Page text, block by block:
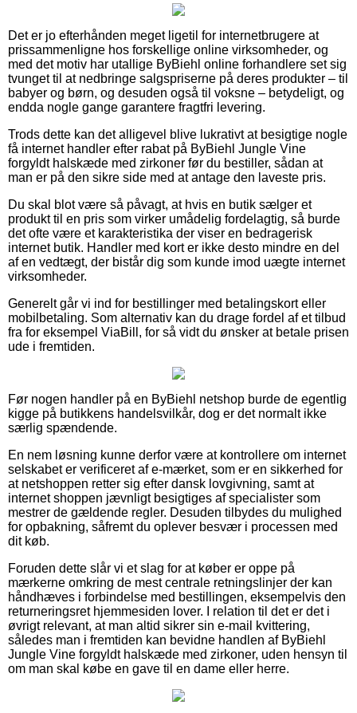
Det er jo efterhånden meget ligetil for internetbrugere at
prissammenligne hos forskellige online virksomheder, og
med det motiv har utallige ByBiehl online forhandlere set sig
tvunget til at nedbringe salgspriserne på deres produkter – til
babyer og børn, og desuden også til voksne – betydeligt, og
endda nogle gange garantere fragtfri levering.
Trods dette kan det alligevel blive lukrativt at besigtige nogle
få internet handler efter rabat på ByBiehl Jungle Vine
forgyldt halskæde med zirkoner før du bestiller, sådan at
man er på den sikre side med at antage den laveste pris.
Du skal blot være så påvagt, at hvis en butik sælger et
produkt til en pris som virker umådelig fordelagtig, så burde
det ofte være et karakteristika der viser en bedragerisk
internet butik. Handler med kort er ikke desto mindre en del
af en vedtægt, der bistår dig som kunde imod uægte internet
virksomheder.
Generelt går vi ind for bestillinger med betalingskort eller
mobilbetaling. Som alternativ kan du drage fordel af et tilbud
fra for eksempel ViaBill, for så vidt du ønsker at betale prisen
ude i fremtiden.
Før nogen handler på en ByBiehl netshop burde de egentlig
kigge på butikkens handelsvilkår, dog er det normalt ikke
særlig spændende.
En nem løsning kunne derfor være at kontrollere om internet
selskabet er verificeret af e-mærket, som er en sikkerhed for
at netshoppen retter sig efter dansk lovgivning, samt at
internet shoppen jævnligt besigtiges af specialister som
mestrer de gældende regler. Desuden tilbydes du mulighed
for opbakning, såfremt du oplever besvær i processen med
dit køb.
Foruden dette slår vi et slag for at køber er oppe på
mærkerne omkring de mest centrale retningslinjer der kan
håndhæves i forbindelse med bestillingen, eksempelvis den
returneringsret hjemmesiden lover. I relation til det er det i
øvrigt relevant, at man altid sikrer sin e-mail kvittering,
således man i fremtiden kan bevidne handlen af ByBiehl
Jungle Vine forgyldt halskæde med zirkoner, uden hensyn til
om man skal købe en gave til en dame eller herre.